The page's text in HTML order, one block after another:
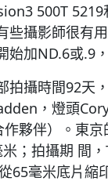
500T
些攝影師很有
加ND.6或.9
拍攝時間92天
，燈頭
夥伴）。東
；拍攝期 間
65毫米底片縮